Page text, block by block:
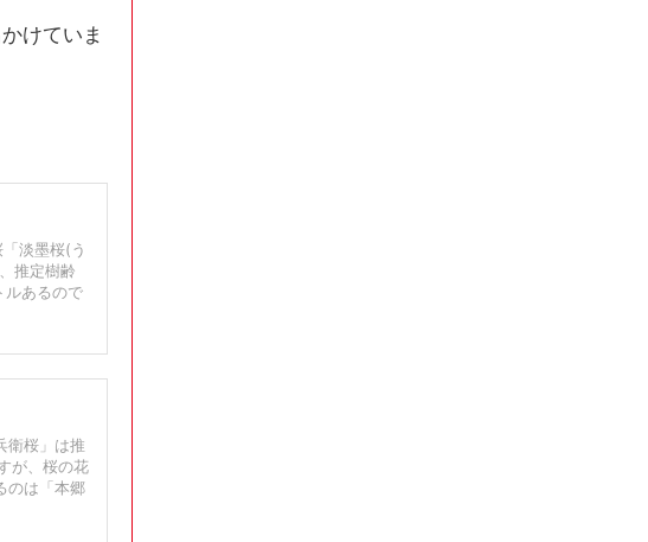
けていま
淡墨桜(う
推定樹齢
ルあるので
衛桜」は推
が、桜の花
のは「本郷